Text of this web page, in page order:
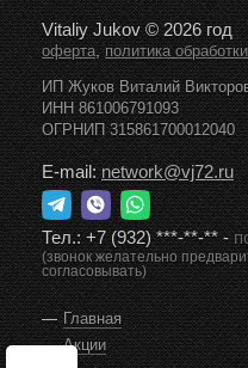
Vitaliy Jukov © 2026 год
оферта ,политика
ИП Жуков Виталий
ИНН 861006791093
ОГРНИП 315861700012040
E-mail:network@vj72.ru
Тел.:+7 (932) ***-**-**-
(звонок желательно
согласовывать)
Главная